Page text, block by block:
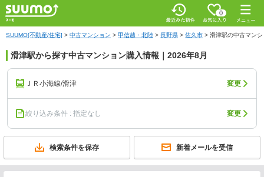
0
SUUMO[不動産/住宅] > 中古マンション > 甲信越・北陸 > 長野県 > 佐久市 > 滑津駅の中古マン
滑津駅から探す中古マンション購入情報｜2026年8月
ＪＲ小海線/滑津 変更
絞り込み条件 : 指定なし 変更
検索条件を保存 新着メールを受信